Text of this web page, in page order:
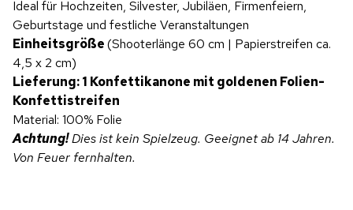
Ideal für Hochzeiten, Silvester, Jubiläen, Firmenfeiern,
Geburtstage und festliche Veranstaltungen
Einheitsgröße(Shooterlänge 60 cm | Papierstreifen ca.
4,5 x 2 cm)
Lieferung: 1 Konfettikanone mit goldenen Folien-
Konfettistreifen
Material: 100% Folie
Achtung!Dies ist kein Spielzeug. Geeignet ab 14 Jahren.
Von Feuer fernhalten.